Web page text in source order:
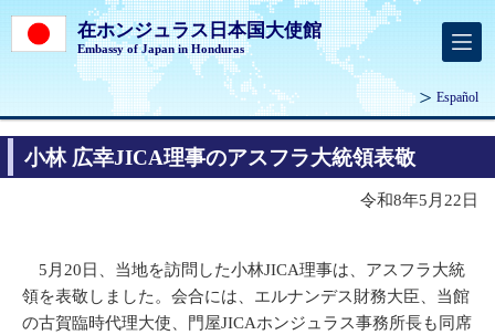
在ホンジュラス日本国大使館
Embassy of Japan in Honduras
Español
小林 広幸JICA理事のアスフラ大統領表敬
令和8年5月22日
5月20日、当地を訪問した小林JICA理事は、アスフラ大統
領を表敬しました。会合には、エルナンデス財務大臣、当館
の古賀臨時代理大使、門屋JICAホンジュラス事務所長も同席